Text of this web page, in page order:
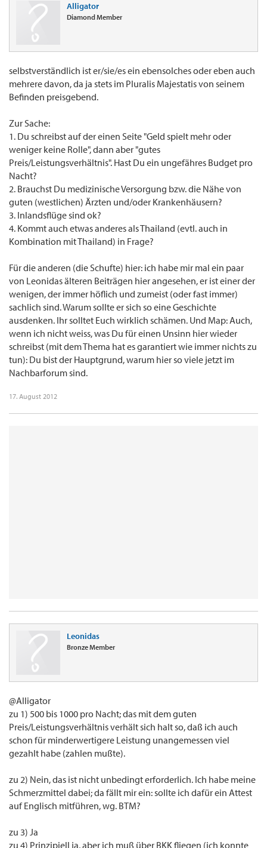
Alligator
Diamond Member
selbstverständlich ist er/sie/es ein ebensolches oder eben auch
mehrere davon, da ja stets im Pluralis Majestatis von seinem
Befinden preisgebend.
Zur Sache:
1. Du schreibst auf der einen Seite "Geld spielt mehr oder
weniger keine Rolle", dann aber "gutes
Preis/Leistungsverhältnis". Hast Du ein ungefähres Budget pro
Nacht?
2. Brauchst Du medizinische Versorgung bzw. die Nähe von
guten (westlichen) Ärzten und/oder Krankenhäusern?
3. Inlandsflüge sind ok?
4. Kommt auch etwas anderes als Thailand (evtl. auch in
Kombination mit Thailand) in Frage?
Für die anderen (die Schufte) hier: ich habe mir mal ein paar
von Leonidas älteren Beiträgen hier angesehen, er ist einer der
wenigen, der immer höflich und zumeist (oder fast immer)
sachlich sind. Warum sollte er sich so eine Geschichte
ausdenken. Ihr solltet Euch wirklich schämen. Und Map: Auch,
wenn ich nicht weiss, was Du für einen Unsinn hier wieder
schreibst (mit dem Thema hat es garantiert wie immer nichts zu
tun): Du bist der Hauptgrund, warum hier so viele jetzt im
Nachbarforum sind.
17. August 2012
Leonidas
Bronze Member
@Alligator
zu 1) 500 bis 1000 pro Nacht; das mit dem guten
Preis/Leistungsverhältnis verhält sich halt so, daß ich auch
schon für minderwertigere Leistung unangemessen viel
gezahlt habe (zahlen mußte).
zu 2) Nein, das ist nicht unbedingt erforderlich. Ich habe meine
Schmerzmittel dabei; da fällt mir ein: sollte ich dafür ein Attest
auf Englisch mitführen, wg. BTM?
zu 3) Ja
zu 4) Prinzipiell ja, aber ich muß über BKK fliegen (ich konnte